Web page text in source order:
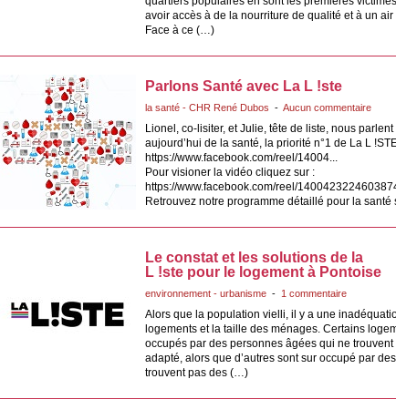
avoir accès à de la nourriture de qualité et à un air
Face à ce (…)
Parlons Santé avec La L !ste
la santé - CHR René Dubos - Aucun commentaire
Lionel, co-lisiter, et Julie, tête de liste, nous parlent
aujourd’hui de la santé, la priorité n°1 de La L
https://www.facebook.com/reel/14004...
Pour visioner la vidéo cliquez sur :
https://www.facebook.com/reel/
Retrouvez notre programme détaillé pour la
Le constat et les solutions de la
L !ste pour le logement à Pontoise
environnement - urbanisme - 1 commentaire
Alors que la population vielli, il y a une
logements et la taille des ménages. Certains
occupés par des personnes âgées qui ne
adapté, alors que d’autres sont sur occupé par
trouvent pas des (…)